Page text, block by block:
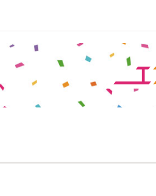
サタプラ ～気に
ごぶ」のトリ